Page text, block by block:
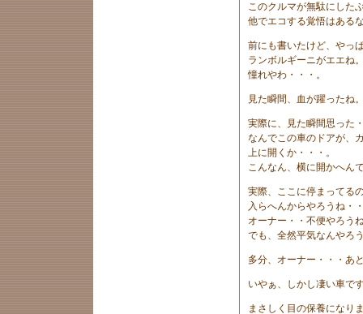
このクルマが無駄にした
他でエコする覚悟はある
前にも書いたけど、やっ
ランボルギーニがエエね
憧れやわ・・・。
見た瞬間、血が躍ったね
実際に、見た瞬間思った
なんでこの車のドアが、
上に開くか・・・。
こんなん、横に開かへん
実際、ここに停まってる
入らへんからやろうね・
オーナー・・不便やろう
でも、全然平気なんやろ
多分、オーナー・・・あ
いやぁ、しかし凄い車で
まさしく目の保養になり